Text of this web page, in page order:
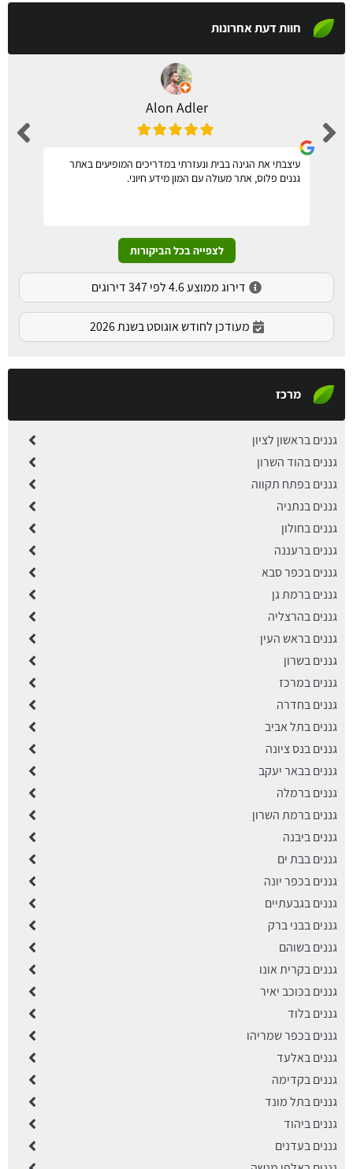
חוות דעת אחרונות
Alon Adler
עיצבתי את הגינה בבית ונעזרתי במדריכים המופיעים באתר
גננים פלוס, אתר מעולה עם המון מידע חיוני.
לצפייה בכל הביקורות
דירוג ממוצע 4.6 לפי 347 דירוגים
מעודכן לחודש אוגוסט בשנת 2026
מרכז
גננים בראשון לציון
גננים בהוד השרון
גננים בפתח תקווה
גננים בנתניה
גננים בחולון
גננים ברעננה
גננים בכפר סבא
גננים ברמת גן
גננים בהרצליה
גננים בראש העין
גננים בשרון
גננים במרכז
גננים בחדרה
גננים בתל אביב
גננים בנס ציונה
גננים בבאר יעקב
גננים ברמלה
גננים ברמת השרון
גננים ביבנה
גננים בבת ים
גננים בכפר יונה
גננים בגבעתיים
גננים בבני ברק
גננים בשוהם
גננים בקרית אונו
גננים בכוכב יאיר
גננים בלוד
גננים בכפר שמריהו
גננים באלעד
גננים בקדימה
גננים בתל מונד
גננים ביהוד
גננים בעדנים